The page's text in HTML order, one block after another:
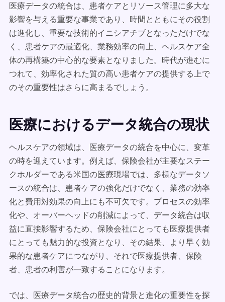
医療データの統合は、患者ケアとリソース管理に多大な
影響を与える重要な事業であり、時間とともにその役割
は進化し、重要な技術的イニシアチブとなっただけでな
く、患者ケアの最適化、業務効率の向上、ヘルスケア全
体の再構築の中心的な要素となりました。時代が進むに
つれて、効率化された質の高い患者ケアの提供する上で
のその重要性はさらに高まるでしょう。
医療におけるデータ統合の現状
ヘルスケアの領域は、医療データの統合を中心に、変革
の時を迎えています。例えば、保険会社が主要なステー
クホルダーである米国の医療現場では、多様なデータソ
ースの統合は、患者ケアの強化だけでなく、業務の効率
化と費用対効果の向上にも不可欠です。プロセスの効率
化や、オーバーヘッドの削減によって、データ統合は収
益に直接影響するため、保険会社にとっても医療提供者
にとっても魅力的な投資となり、その結果、より早く効
果的な患者ケアにつながり、それで医療提供者、保険
者、患者の利害が一致することになります。
では、医療データ統合の歴史的背景と進化の重要性を探